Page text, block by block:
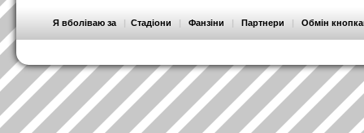
Я вболіваю за | Стадіони | Фанзіни | Партнери | Обмін